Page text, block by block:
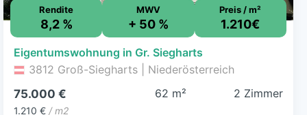
Rendite
8,2 %
MWV
+ 50 %
Preis / m²
1.210€
Eigentumswohnung in Gr. Siegharts
3812 Groß-Siegharts | Niederösterreich
75.000 €
1.210 € / m2
62 m² 2 Zimmer